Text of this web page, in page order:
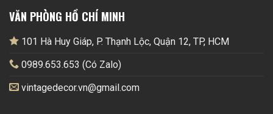
VĂN PHÒNG HỒ CHÍ MINH
101 Hà Huy Giáp, P. Thạnh Lộc, Quận 12, TP, HCM
0989.653.653 (Có Zalo)
vintagedecor.vn@gmail.com